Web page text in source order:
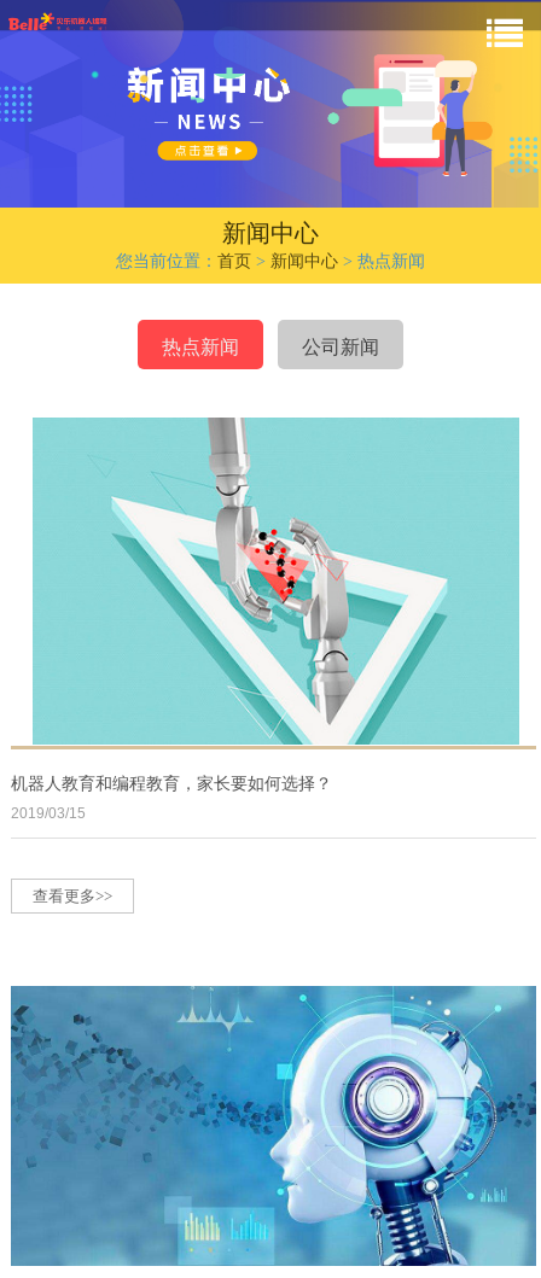
新闻中心
您当前位置： 首页 > 新闻中心 > 热点新闻
热点新闻 公司新闻
机器人教育和编程教育，家长要如何选择？
2019/03/15
查看更多>>